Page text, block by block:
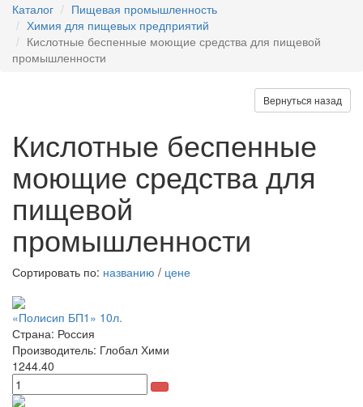
Каталог
Пищевая промышленность
Химия для пищевых предприятий
Кислотные беспенные моющие средства для пищевой
промышленности
Вернуться назад
Кислотные беспенные
моющие средства для
пищевой
промышленности
Сортировать по: названию / цене
«Полисип БП1» 10л.
Страна: Россия
Производитель: Глобал Хими
1244.40